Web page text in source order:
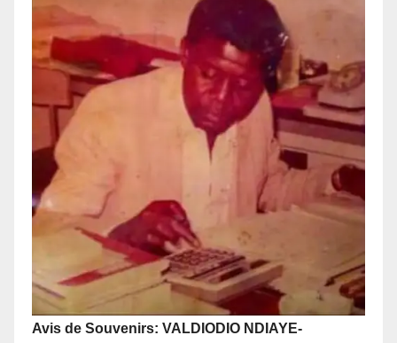
Avis de Souvenirs: VALDIODIO NDIAYE-